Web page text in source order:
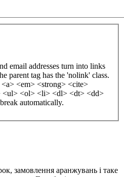
email addresses turn into links
parent tag has the 'nolink' class.
<em> <strong> <cite>
<ul> <ol> <li> <dl> <dt> <dd>
automatically.
замовлення аранжувань і таке